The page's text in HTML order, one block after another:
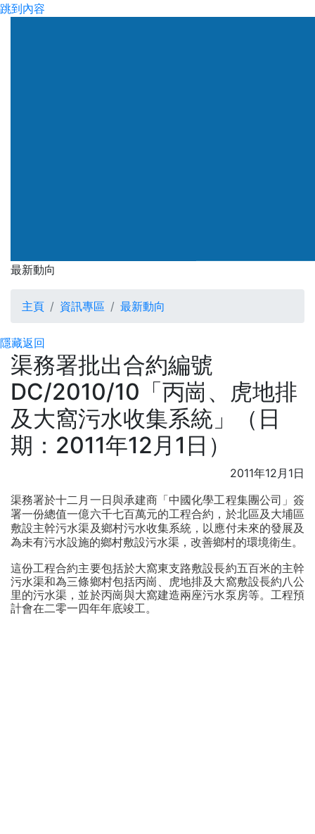
跳到內容
最新動向
最新動向
主頁 資訊專區 最新動向
隱藏返回
渠務署批出合約編號
DC/2010/10「丙崗、虎地排
及大窩污水收集系統」（日
期：2011年12月1日）
2011年12月1日
渠務署於十二月一日與承建商「中國化學工程集團公司」簽
署一份總值一億六千七百萬元的工程合約，於北區及大埔區
敷設主幹污水渠及鄉村污水收集系統，以應付未來的發展及
為未有污水設施的鄉村敷設污水渠，改善鄉村的環境衛生。
這份工程合約主要包括於大窩東支路敷設長約五百米的主幹
污水渠和為三條鄉村包括丙崗、虎地排及大窩敷設長約八公
里的污水渠，並於丙崗與大窩建造兩座污水泵房等。工程預
計會在二零一四年年底竣工。